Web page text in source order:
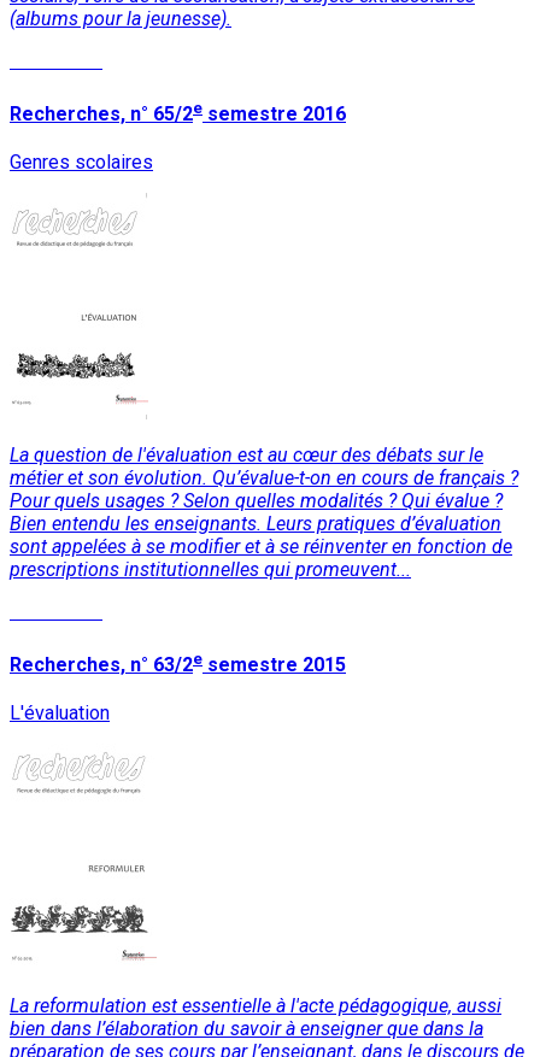
(albums pour la jeunesse).
Recherches, n° 65/2e semestre 2016
Genres scolaires
La question de l'évaluation est au cœur des débats sur le
métier et son évolution. Qu’évalue-t-on en cours de français ?
Pour quels usages ? Selon quelles modalités ? Qui évalue ?
Bien entendu les enseignants. Leurs pratiques d’évaluation
sont appelées à se modifier et à se réinventer en fonction de
prescriptions institutionnelles qui promeuvent...
Recherches, n° 63/2e semestre 2015
L'évaluation
La reformulation est essentielle à l'acte pédagogique, aussi
bien dans l’élaboration du savoir à enseigner que dans la
préparation de ses cours par l’enseignant, dans le discours de